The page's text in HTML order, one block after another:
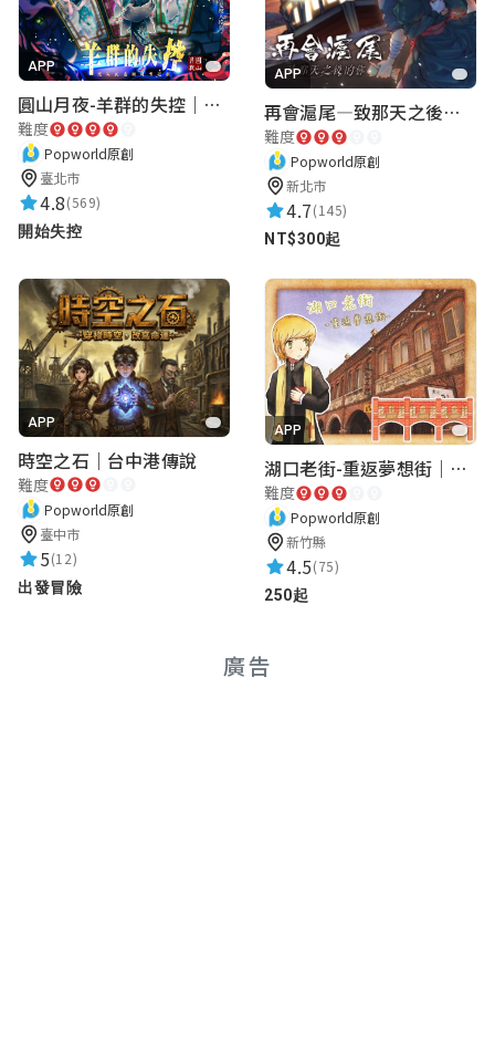
APP
圓山月夜-羊群的失控｜圓山飯店 ARG實境解謎遊戲
難度
Popworld原創
臺北市
4.8(569)
開始失控
APP
再會滬尾—致那天之後的你｜淡水老街實境遊戲｜實體遊戲盒
難度
Popworld原創
新北市
4.7(145)
NT$300起
APP
時空之石｜台中港傳說
難度
Popworld原創
臺中市
5(12)
出發冒險
APP
湖口老街-重返夢想街｜新竹老街城市解謎
難度
Popworld原創
新竹縣
4.5(75)
250起
廣告